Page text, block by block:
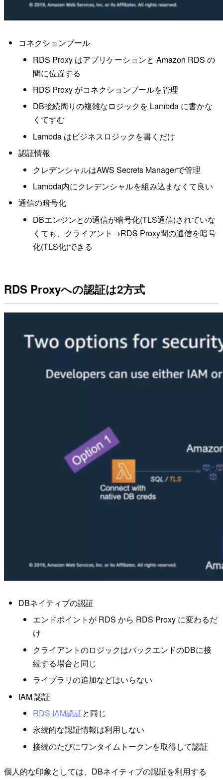
コネクションプール
RDS Proxy はアプリケーションと Amazon RDS の
間に位置する
RDS Proxy がコネクションプールを管理
DB接続周りの複雑なロジックを Lambda に書かな
くてすむ
Lambda はビジネスロジックを書くだけ
認証情報
クレデンシャルはAWS Secrets Managerで管理
Lambda内にクレデンシャルを組み込まなくて良い
通信の暗号化
DBエンジンとの通信が暗号化(TLS通信)されていな
くても、クライアント→RDS Proxy間の通信を暗号
化(TLS化)できる
RDS Proxyへの認証は2方式
DBネイティブの認証
エンドポイントが RDS から RDS Proxy に変わるだ
け
クライアントのロジックはバックエンドのDBに接
続する場合と同じ
ライブラリの追加などはいらない
IAM 認証
RDS IAM認証と同じ
永続的な認証情報は利用しない
接続のたびにワンタイムトークンを取得して認証
個人的な印象としては、DBネイティブの認証を利用する